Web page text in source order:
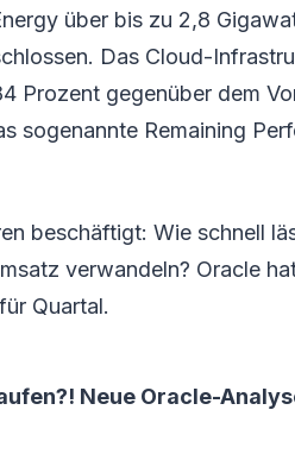
über bis zu 2,8
Das Cloud-
Prozent gegenüber dem
sogenannte Remaining
beschäftigt: Wie schnell
verwandeln? Oracle
Quartal.
Neue Oracle-